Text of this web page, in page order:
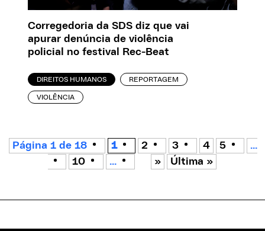
Corregedoria da SDS diz que vai
apurar denúncia de violência
policial no festival Rec-Beat
DIREITOS HUMANOS REPORTAGEM
VIOLÊNCIA
Página 1 de 18 1 2 3 4 5
...
10
... » Última »